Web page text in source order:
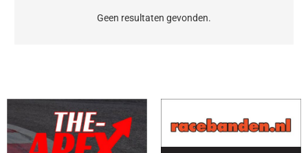
Geen resultaten gevonden.